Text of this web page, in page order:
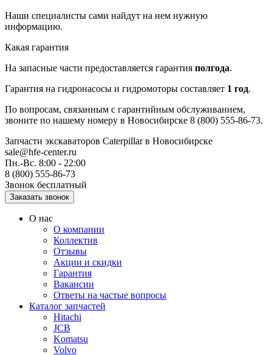
Наши специалисты сами найдут на нем нужную
информацию.
Какая гарантия
На запасные части предоставляется гарантия полгода.
Гарантия на гидронасосы и гидромоторы составляет 1 год.
По вопросам, связанным с гарантийным обслуживанием,
звоните по нашему номеру в Новосибирске 8 (800) 555-86-73.
Запчасти экскаваторов Caterpillarв Новосибирске
sale@hfe-center.ru
Пн.-Вс. 8:00 - 22:00
8 (800) 555-86-73
Звонок бесплатный
О нас
О компании
Коллектив
Отзывы
Акции и скидки
Гарантия
Вакансии
Ответы на частые вопросы
Каталог запчастей
Hitachi
JCB
Komatsu
Volvo